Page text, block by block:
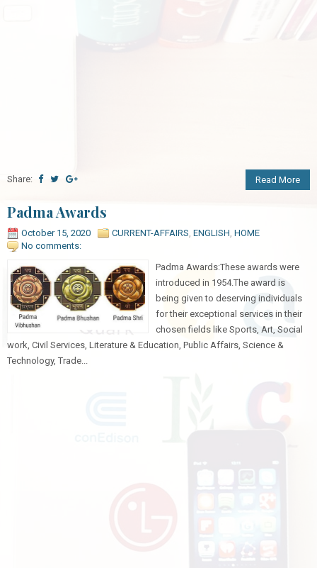
Share: Read More
Padma Awards
October 15, 2020 CURRENT-AFFAIRS, ENGLISH, HOME
No comments:
Padma Awards:These awards were
introduced in 1954.The award is
being given to deserving individuals
for their exceptional services in their
chosen fields like Sports, Art, Social
work, Civil Services, Literature & Education, Public Affairs, Science &
Technology, Trade...